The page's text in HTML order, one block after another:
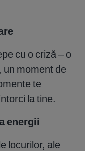
cu o criză – o
un moment de
te
la tine.
energii
locurilor, ale